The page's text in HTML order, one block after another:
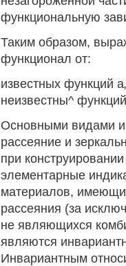
функциональную
Таким образом,
функционал от:
известных функций
неизвестны^
Основными видами
рассеяние и
при
элементарные
материалов,
рассеяния (за
не являющихся
являются
Инвариантным